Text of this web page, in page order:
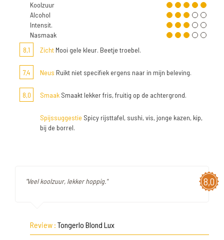
Koolzuur
Alcohol
Intensit.
Nasmaak
8,1
Zicht Mooi gele kleur. Beetje troebel.
7,4 Neus Ruikt niet specifiek ergens naar in mijn beleving.
8,0 Smaak Smaakt lekker fris, fruitig op de achtergrond.
Spijssuggestie Spicy rijsttafel, sushi, vis, jonge kazen, kip,
bij de borrel.
8,0
"Veel koolzuur, lekker hoppig."
Review : Tongerlo Blond Lux